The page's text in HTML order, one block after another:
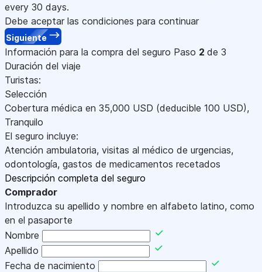
every 30 days.
Debe aceptar las condiciones para continuar
Siguiente
Información para la compra del seguro Paso 2 de 3
Duración del viaje
Turistas:
Selección
Cobertura médica en 35,000 USD (deducible 100 USD),
Tranquilo
El seguro incluye:
Atención ambulatoria, visitas al médico de urgencias,
odontología, gastos de medicamentos recetados
Descripción completa del seguro
Comprador
Introduzca su apellido y nombre en alfabeto latino, como
en el pasaporte
Nombre
Apellido
Fecha de nacimiento